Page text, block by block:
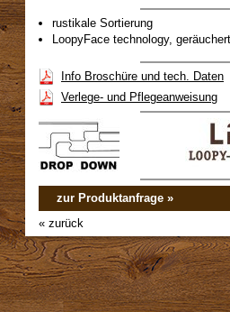
rustikale Sortierung
LoopyFace technology,
Info Broschüre und tech. Daten
Verlege- und Pflegeanweisung
zur Produktanfrage »
« zurück